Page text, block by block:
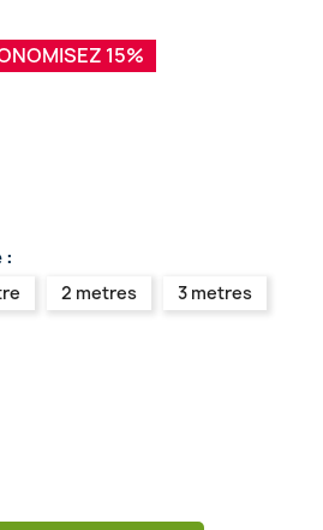
15%
:
2 metres
3 metres